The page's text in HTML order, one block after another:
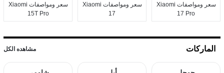
سعر ومواصفات Xiaomi
17 Pro
سعر ومواصفات Xiaomi
17
سعر ومواصفات Xiaomi
15T Pro
الماركات مشاهده الكل